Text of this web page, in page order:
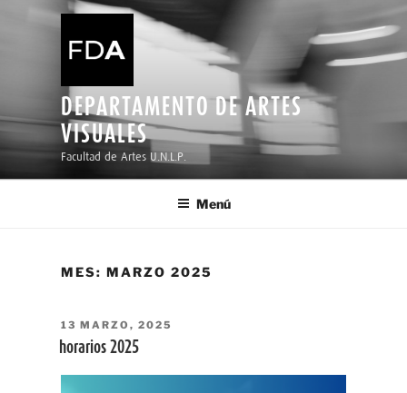
DEPARTAMENTO DE ARTES
VISUALES
Facultad de Artes U.N.L.P.
Menú
MES:MARZO 2025
PUBLICADO
EL
13 MARZO, 2025
horarios 2025